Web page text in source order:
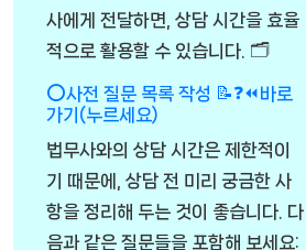
사에게 전달하면, 상담 시간을 효율
적으로 활용할 수 있습니다. 🗂️
⭕사전 질문 목록 작성 📝❓⏪바로
가기(누르세요)
법무사와의 상담 시간은 제한적이
기 때문에, 상담 전 미리 궁금한 사
항을 정리해 두는 것이 좋습니다. 다
음과 같은 질문들을 포함해 보세요: